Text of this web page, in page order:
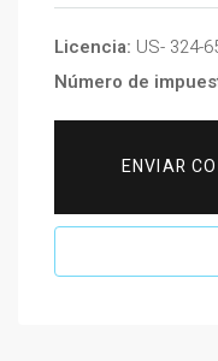
Licencia: US- 324-
Número de
ENVIAR